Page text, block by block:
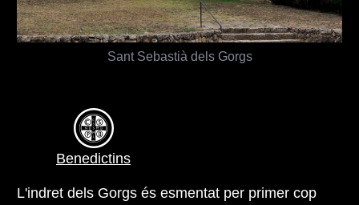
Sant Sebastià dels Gorgs
Benedictins
L'indret dels Gorgs és esmentat per primer cop